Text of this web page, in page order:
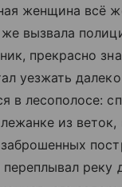
женщина всё
вызвала
прекрасно
уезжать
в лесополосе:
из
реку